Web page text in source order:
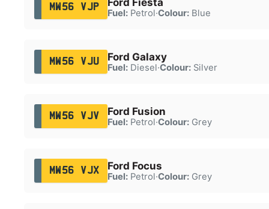
MW56 VJP
Fuel:Petrol·Colour:Blue
MW56 VJU Ford Galaxy
Fuel:Diesel·Colour:Silver
MW56 VJV Ford Fusion
Fuel:Petrol·Colour:Grey
MW56 VJX Ford Focus
Fuel:Petrol·Colour:Grey